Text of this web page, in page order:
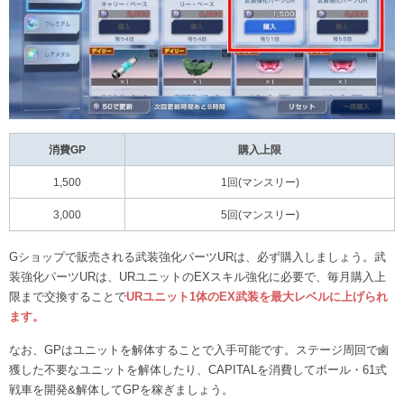
消費GP 購入上限
1,500 1回(マンスリー)
3,000 5回(マンスリー)
Gショップで販売される武装強化パーツURは、必ず購入しましょう。武
装強化パーツURは、URユニットのEXスキル強化に必要で、毎月購入上
限まで交換することでURユニット1体のEX武装を最大レベルに上げられ
ます。
なお、GPはユニットを解体することで入手可能です。ステージ周回で鹵
獲した不要なユニットを解体したり、CAPITALを消費してボール・61式
戦車を開発&解体してGPを稼ぎましょう。